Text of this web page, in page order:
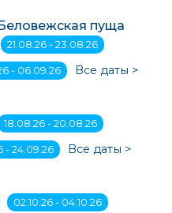
пуща
21.08.26 - 23.08.26
- 06.09.26 Все даты >
18.08.26 - 20.08.26
- 24.09.26 Все даты >
02.10.26 - 04.10.26